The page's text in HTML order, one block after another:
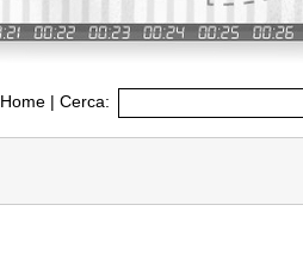
Home | Cerca: